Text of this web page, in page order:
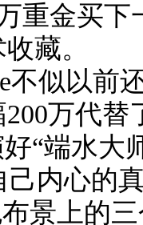
万重金买
藏。
不似以前
万代替
“端水大
己内心的
景上的